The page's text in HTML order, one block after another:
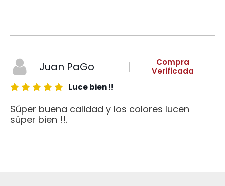
Juan PaGo
Compra
Verificada
Luce bien !!
Súper buena calidad y los colores lucen
súper bien !!.